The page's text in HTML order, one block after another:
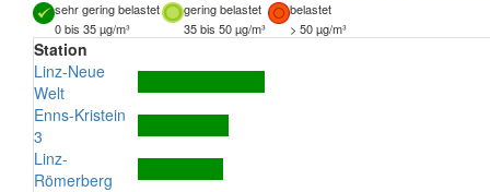
sehr gering belastet gering belastet
belastet
0 bis 35 µg/m³
35 bis 50 µg/m³ > 50 µg/m³
Station
Linz-Neue
Welt
Enns-Kristein
3
Linz-
Römerberg